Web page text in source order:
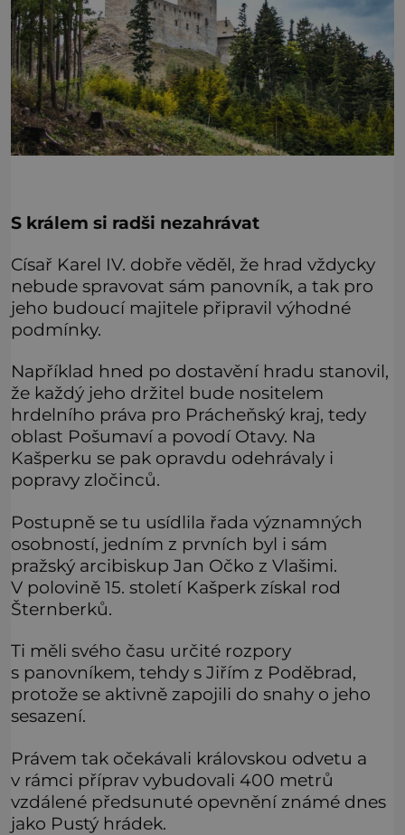
S králem si radši nezahrávat
Císař Karel IV. dobře věděl, že hrad vždycky
nebude spravovat sám panovník, a tak pro
jeho budoucí majitele připravil výhodné
podmínky.
Například hned po dostavění hradu stanovil,
že každý jeho držitel bude nositelem
hrdelního práva pro Prácheňský kraj, tedy
oblast Pošumaví a povodí Otavy. Na
Kašperku se pak opravdu odehrávaly i
popravy zločinců.
Postupně se tu usídlila řada významných
osobností, jedním z prvních byl i sám
pražský arcibiskup Jan Očko z Vlašimi.
V polovině 15. století Kašperk získal rod
Šternberků.
Ti měli svého času určité rozpory
s panovníkem, tehdy s Jiřím z Poděbrad,
protože se aktivně zapojili do snahy o jeho
sesazení.
Právem tak očekávali královskou odvetu a
v rámci příprav vybudovali 400 metrů
vzdálené předsunuté opevnění známé dnes
jako Pustý hrádek.